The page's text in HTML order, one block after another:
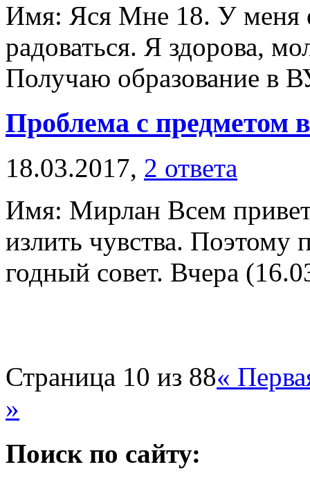
Имя: Яся Мне 18. У меня
радоваться. Я здорова,
Получаю образование в
Проблема с предметом
18.03.2017, 2 ответа
Имя: Мирлан Всем
излить чувства.
годный совет. Вчера
Страница 10 из 88«
»
Поиск по сайту: